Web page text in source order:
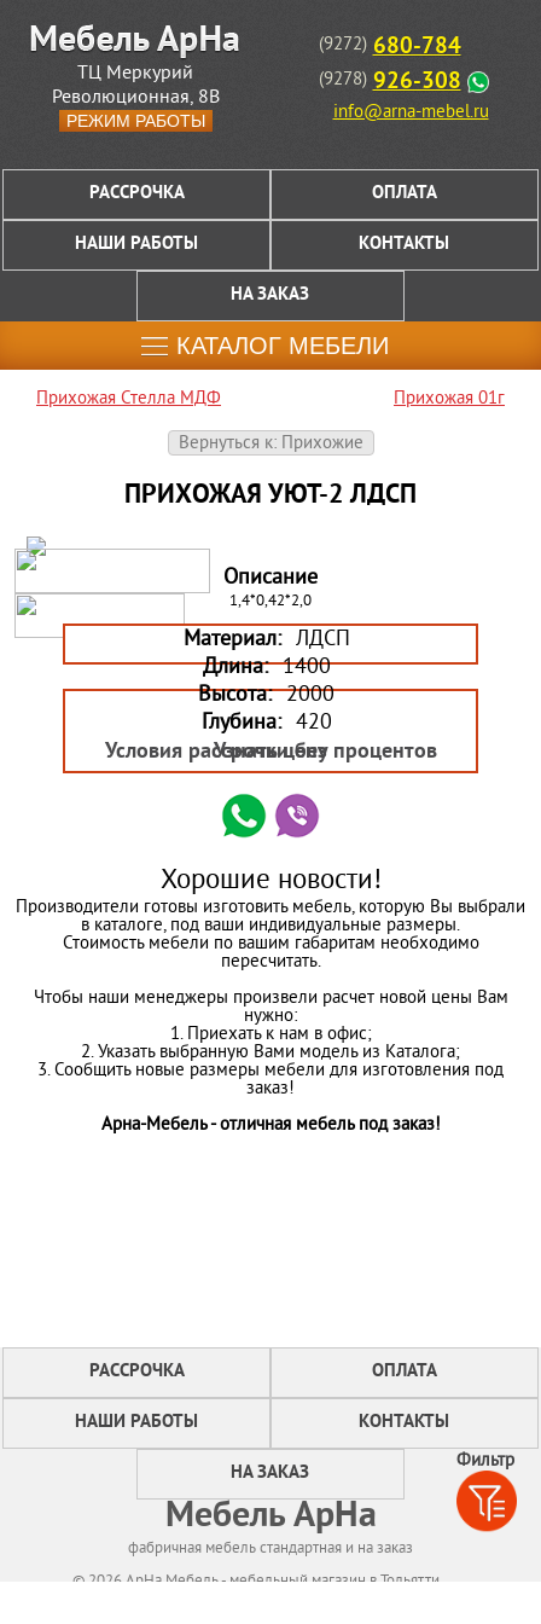
Фильтр
ТЦ Меркурий
Революционная, 8В
РЕЖИМ РАБОТЫ
(9272) 680-784
(9278) 926-308
info@arna-mebel.ru
РАССРОЧКА ОПЛАТА
НАШИ РАБОТЫ КОНТАКТЫ
НА ЗАКАЗ
КАТАЛОГ МЕБЕЛИ
Прихожая Стелла МДФ
Прихожая 01г
Вернуться к: Прихожие
ПРИХОЖАЯ УЮТ-2 ЛДСП
Описание
1,4*0,42*2,0
Материал: ЛДСП
Длина: 1400
Высота: 2000
Глубина: 420
Узнать цену
Условия рассрочки без процентов
Хорошие новости!
Производители готовы изготовить мебель, которую Вы выбрали
в каталоге, под ваши индивидуальные размеры.
Стоимость мебели по вашим габаритам необходимо
пересчитать.
Чтобы наши менеджеры произвели расчет новой цены Вам
нужно:
1. Приехать к нам в офис;
2. Указать выбранную Вами модель из Каталога;
3. Сообщить новые размеры мебели для изготовления под
заказ!
Арна-Мебель - отличная мебель под заказ!
РАССРОЧКА ОПЛАТА
НАШИ РАБОТЫ КОНТАКТЫ
НА ЗАКАЗ
Мебель АрНа
фабричная мебель стандартная и на заказ
© 2026 АрНа Мебель - мебельный магазин в Тольятти